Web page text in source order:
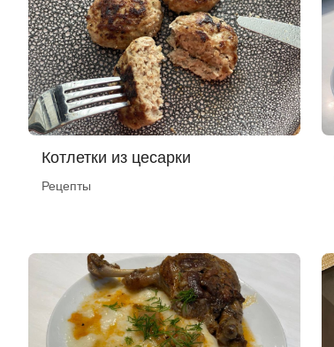
Котлетки из цесарки
Рецепты